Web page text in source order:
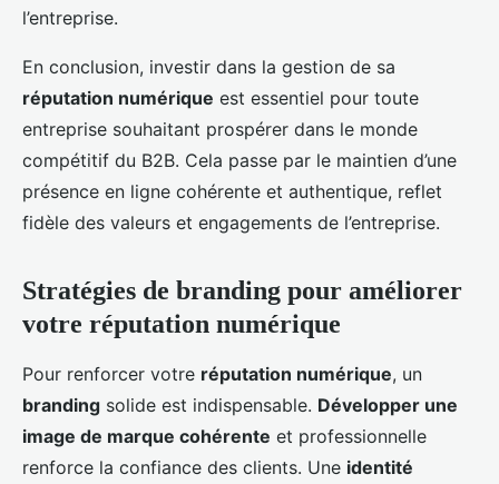
l’entreprise.
En conclusion, investir dans la gestion de sa
réputation numérique est essentiel pour toute
entreprise souhaitant prospérer dans le monde
compétitif du B2B. Cela passe par le maintien d’une
présence en ligne cohérente et authentique, reflet
fidèle des valeurs et engagements de l’entreprise.
Stratégies de branding pour améliorer
votre réputation numérique
Pour renforcer votre réputation numérique, un
branding solide est indispensable. Développer une
image de marque cohérente et professionnelle
renforce la confiance des clients. Une identité